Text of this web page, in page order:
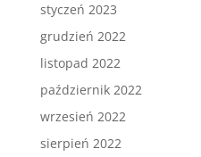
styczeń 2023
grudzień 2022
listopad 2022
październik 2022
wrzesień 2022
sierpień 2022